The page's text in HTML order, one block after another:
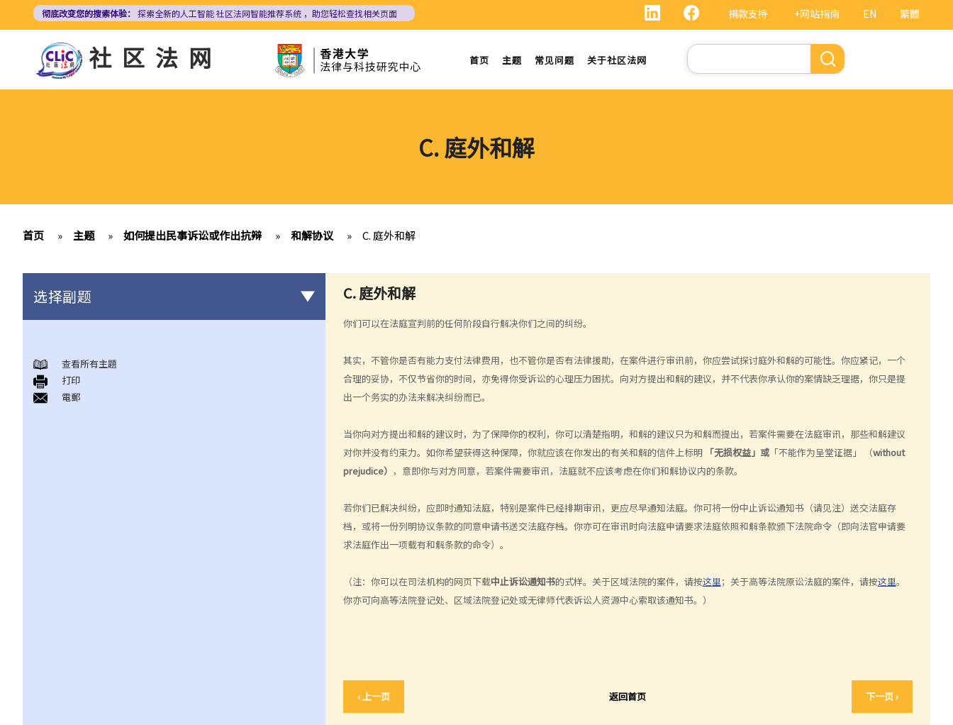
内
EN 繁體
捐款支持 +网站指南
彻底改变您的搜索体验： 探索全新的人工智能社区法网智能推荐系统 ，助您轻松查找相关页面
社区法网 首页 主题 常见问题 关于社区法网
搜
索
C. 庭外和解
首页 » 主题 » 如何提出民事诉讼或作出抗辩 » 和解协议 » C. 庭外和解
C. 庭外和解
你们可以在法庭宣判前的任何阶段自行解决你们之间的纠纷。
其实，不管你是否有能力支付法律费用，也不管你是否有法律援助，在案件进行审讯前，你应尝试探讨庭外和解的可能性。你应紧记，一个
合理的妥协，不仅节省你的时间，亦免得你受诉讼的心理压力困扰。向对方提出和解的建议，并不代表你承认你的案情缺乏理据，你只是提
出一个务实的办法来解决纠纷而已。
当你向对方提出和解的建议时，为了保障你的权利，你可以清楚指明，和解的建议只为和解而提出，若案件需要在法庭审讯，那些和解建议
对你并没有约束力。如你希望获得这种保障，你就应该在你发出的有关和解的信件上标明 「无损权益」或「不能作为呈堂证据」 （without
prejudice） ，意即你与对方同意，若案件需要审讯，法庭就不应该考虑在你们和解协议内的条款。
若你们已解决纠纷，应即时通知法庭，特别是案件已经排期审讯，更应尽早通知法庭。你可将一份中止诉讼通知书（请见注）送交法庭存
档，或将一份列明协议条款的同意申请书送交法庭存档。你亦可在审讯时向法庭申请要求法庭依照和解条款颁下法院命令（即向法官申请要
求法庭作出一项载有和解条款的命令）。
（注：你可以在司法机构的网页下载中止诉讼通知书的式样。关于区域法院的案件，请按这里；关于高等法院原讼法庭的案件，请按这里。
你亦可向高等法院登记处、区域法院登记处或无律师代表诉讼人资源中心索取该通知书。）
‹ 上一页 返回首页 下一页 ›
选择副题
展开民事诉讼前应当考虑的事项
1. 我可以不提出诉讼而解决纠纷吗？
2. 我是否有充分的法律理据去展开民事诉讼？对方又可否在同一案
查看所有主題
打印
電郵